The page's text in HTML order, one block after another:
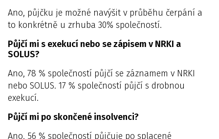
Ano, půjčku je možné navýšit v průběhu čerpání a
to konkrétně u zrhuba 30% společností.
Půjčí mi s exekucí nebo se zápisem v NRKI a
SOLUS?
Ano, 78 % společností půjčí se záznamem v NRKI
nebo SOLUS. 17 % společností půjčí s drobnou
exekucí.
Půjčí mi po skončené insolvenci?
Ano, 56 % společností půjčuje po splacené